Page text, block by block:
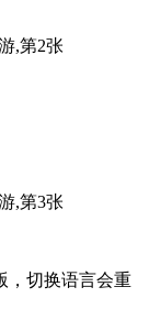
，切换语言会重